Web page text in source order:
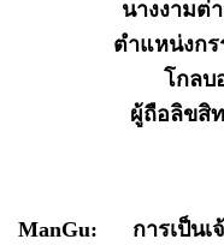
นางงามต่
ตำแหน่งก
โกลบ
ผู้ถือลิขสิ
ManGu: การเป็นเ